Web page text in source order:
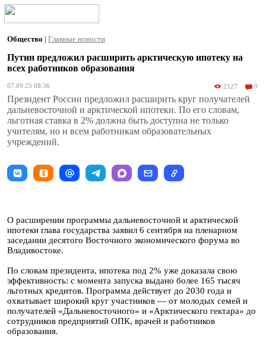
Общество | Главные новости
Путин предложил расширить арктическую ипотеку на
всех работников образования
07.09.25 08:36 2127 0
Президент России предложил расширить круг получателей
дальневосточной и арктической ипотеки. По его словам,
льготная ставка в 2% должна быть доступна не только
учителям, но и всем работникам образовательных
учреждений.
О расширении программы дальневосточной и арктической
ипотеки глава государства заявил 6 сентября на пленарном
заседании десятого Восточного экономического форума во
Владивостоке.
По словам президента, ипотека под 2% уже доказала свою
эффективность: с момента запуска выдано более 165 тысяч
льготных кредитов. Программа действует до 2030 года и
охватывает широкий круг участников — от молодых семей и
получателей «Дальневосточного» и «Арктического гектара» до
сотрудников предприятий ОПК, врачей и работников
образования.